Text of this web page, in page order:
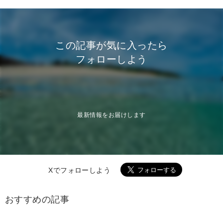
この記事が気に入ったら
フォローしよう
最新情報をお届けします
Xでフォローしよう
おすすめの記事